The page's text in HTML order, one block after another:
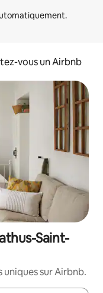
vous un Airbnb
Saint-
sur Airbnb.